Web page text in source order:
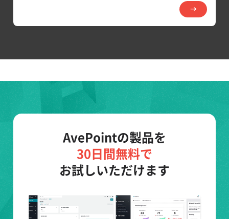
AvePointの製品を
30日間無料で
お試しいただけます